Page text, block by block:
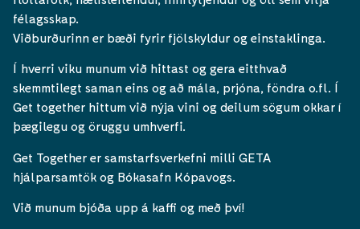
félagsskap.
Viðburðurinn er bæði fyrir fjölskyldur og einstaklinga.
Í hverri viku munum við hittast og gera eitthvað
skemmtilegt saman eins og að mála, prjóna, föndra o.fl. Í
Get together hittum við nýja vini og deilum sögum okkar í
þægilegu og öruggu umhverfi.
Get Together er samstarfsverkefni milli GETA
hjálparsamtök og Bókasafn Kópavogs.
Við munum bjóða upp á kaffi og með því!